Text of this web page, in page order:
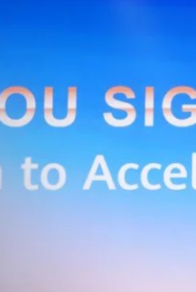
ทคโนโลยี Cloud, AI และองค์ความรู้
รถนำเทคโนโลยีไปยกระดับ
งฝ่ายจะร่วมกันพัฒนาโครงสร้างพื้น
งการรวบรวม ประมวลผล และ
ยอดสู่แอปพลิเคชัน AI และโซลูชัน
างความพร้อมรองรับผู้ประกอบการ
นายภูผา เอกะวิภาต หัวหน้าคณะผู้